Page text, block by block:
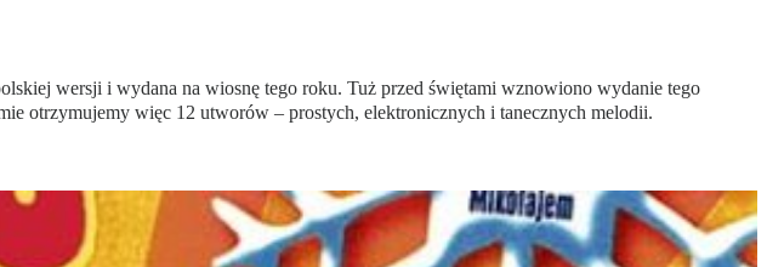
wersji i wydana na wiosnę tego roku. Tuż przed świętami wznowiono wydanie tego
otrzymujemy więc 12 utworów – prostych, elektronicznych i tanecznych melodii.